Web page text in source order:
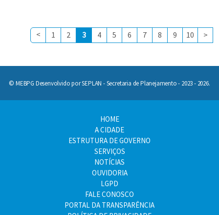
< 1 2 3 4 5 6 7 8 9 10 >
© MEBPG Desenvolvido por SEPLAN - Secretaria de Planejamento - 2023 - 2026.
HOME
A CIDADE
ESTRUTURA DE GOVERNO
SERVIÇOS
NOTÍCIAS
OUVIDORIA
LGPD
FALE CONOSCO
PORTAL DA TRANSPARÊNCIA